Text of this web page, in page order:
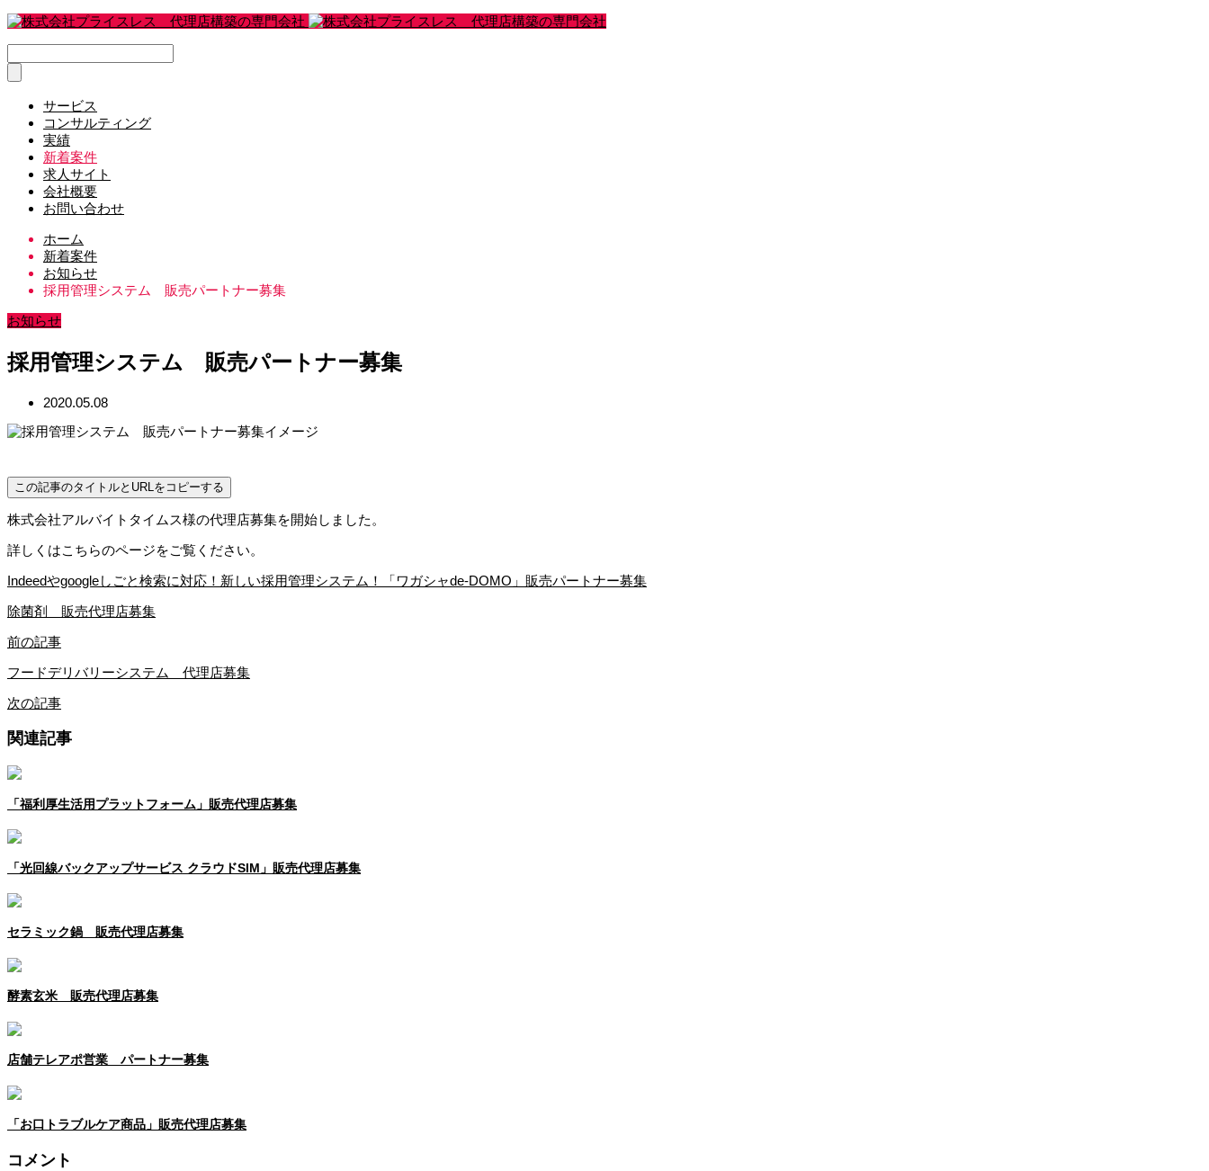
サービス
コンサルティング
実績
新着案件
求人サイト
会社概要
お問い合わせ
ホーム
新着案件
お知らせ
採用管理システム 販売パートナー募集
お知らせ
採用管理システム 販売パートナー募集
2020.05.08
この記事のタイトルとURLをコピーする
株式会社アルバイトタイムス様の代理店募集を開始しました。
詳しくはこちらのページをご覧ください。
Indeedやgoogleしごと検索に対応！新しい採用管理システム！「ワガシャde-DOMO」販売パートナー募集
除菌剤 販売代理店募集
前の記事
フードデリバリーシステム 代理店募集
次の記事
関連記事
「福利厚生活用プラットフォーム」販売代理店募集
「光回線バックアップサービス クラウドSIM」販売代理店募集
セラミック鍋 販売代理店募集
酵素玄米 販売代理店募集
店舗テレアポ営業 パートナー募集
「お口トラブルケア商品」販売代理店募集
コメント